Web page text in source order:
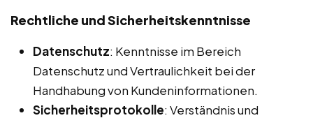
Rechtliche und Sicherheitskenntnisse
Datenschutz: Kenntnisse im Bereich
Datenschutz und Vertraulichkeit bei der
Handhabung von Kundeninformationen.
Sicherheitsprotokolle: Verständnis und